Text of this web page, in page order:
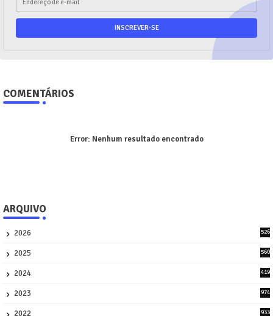
COMENTÁRIOS
Error: Nenhum resultado encontrado
ARQUIVO
2026
526
2025
560
2024
419
2023
974
2022
933